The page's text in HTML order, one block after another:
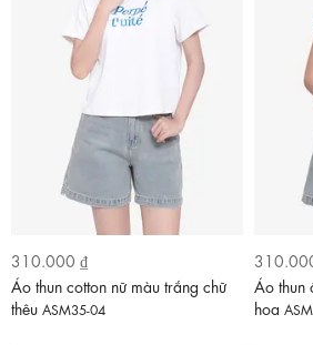
310.000 ₫
Áo thun cotton nữ màu trắng chữ
thêu ASM35-04
Áo thun
hoa